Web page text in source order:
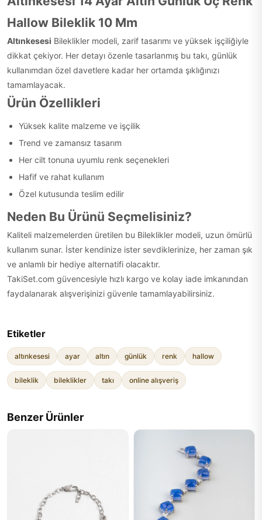
Hallow Bileklik 10 Mm
Altınkesesi Bileklikler modeli, zarif tasarımı ve yüksek işçiliğiyle
dikkat çekiyor. Her detayı özenle tasarlanmış bu takı, günlük
kullanımdan özel davetlere kadar her ortamda şıklığınızı
tamamlayacak.
Ürün Özellikleri
Yüksek kalite malzeme ve işçilik
Trend ve zamansız tasarım
Her cilt tonuna uyumlu renk seçenekleri
Hafif ve rahat kullanım
Özel kutusunda teslim edilir
Neden Bu Ürünü Seçmelisiniz?
Kaliteli malzemelerden üretilen bu Bileklikler modeli, uzun ömürlü
kullanım sunar. İster kendinize ister sevdiklerinize, her zaman şık
ve anlamlı bir hediye alternatifi olacaktır.
TakiSet.com güvencesiyle hızlı kargo ve kolay iade imkanından
faydalanarak alışverişinizi güvenle tamamlayabilirsiniz.
Etiketler
altınkesesi ayar altın günlük renk hallow
bileklik bileklikler takı online alışveriş
Benzer Ürünler